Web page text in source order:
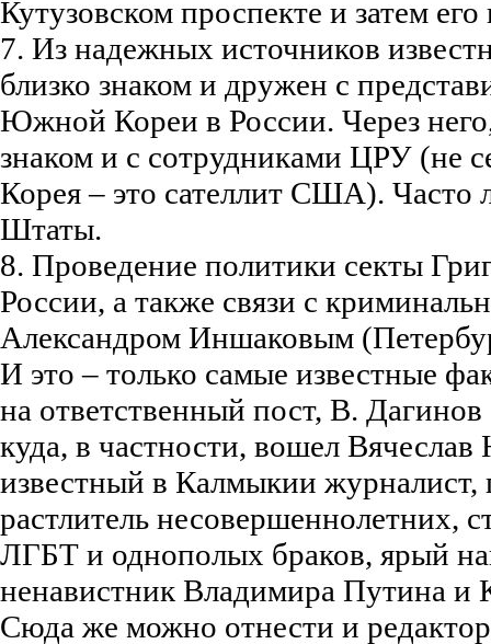
Кутузовском проспекте и затем
7. Из надежных источников
близко знаком и дружен с
Южной Кореи в России. Через
знаком и с сотрудниками ЦРУ (не
Корея – это сателлит США). Часто
Штаты.
8. Проведение политики секты
России, а также связи с
Александром Иншаковым
И это – только самые известные
на ответственный пост, В.
куда, в частности, вошел Вячеслав
известный в Калмыкии журналист,
растлитель несовершеннолетних,
ЛГБТ и однополых браков, ярый
ненавистник Владимира Путина
Сюда же можно отнести и